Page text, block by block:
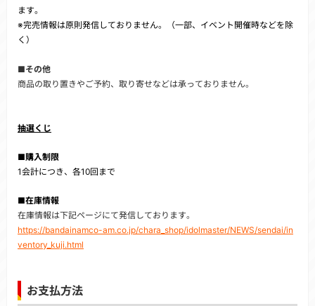
ます。
※完売情報は原則発信しておりません。（一部、イベント開催時などを除
く）
■その他
商品の取り置きやご予約、取り寄せなどは承っておりません。
抽選くじ
■購入制限
1会計につき、各10回まで
■在庫情報
在庫情報は下記ページにて発信しております。
https://bandainamco-am.co.jp/chara_shop/idolmaster/NEWS/sendai/in
ventory_kuji.html
お支払方法